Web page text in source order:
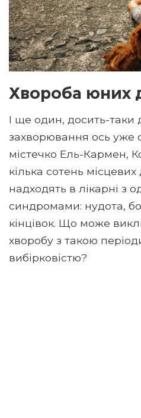
Хвороба юних
І ще один, досить-
захворювання ось уже
містечко Ель-Кармен,
кілька сотень
надходять в лікарні з
синдромами: нудота,
кінцівок. Що може
хворобу з такою
вибірковістю?